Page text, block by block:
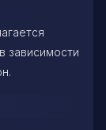
зависимости